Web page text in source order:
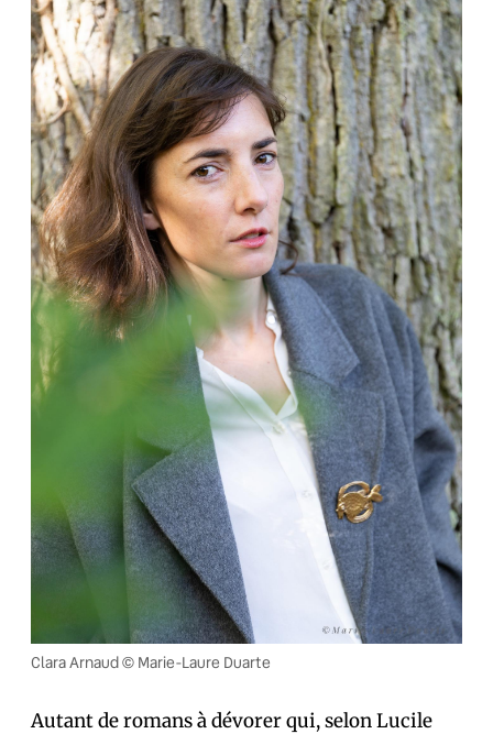
Clara Arnaud © Marie-Laure Duarte
Autant de romans à dévorer qui, selon Lucile